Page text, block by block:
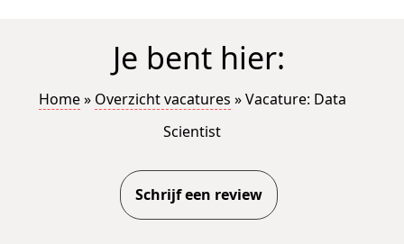
Je bent hier:
Home» Overzicht vacatures »Vacature: Data
Scientist
Schrijf een review